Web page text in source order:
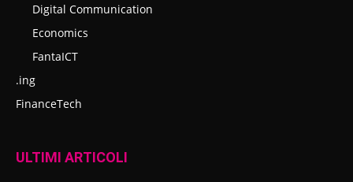
Digital Communication
Economics
FantaICT
.ing
FinanceTech
ULTIMI ARTICOLI